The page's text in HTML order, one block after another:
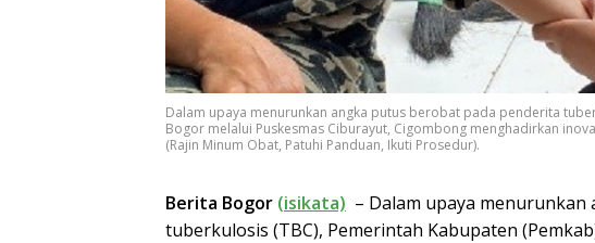
Dalam upaya menurunkan angka putus berobat pada penderita
Bogor melalui Puskesmas Ciburayut, Cigombong menghadirkan
(Rajin Minum Obat, Patuhi Panduan, Ikuti Prosedur).
Berita Bogor (isikata) – Dalam upaya
tuberkulosis (TBC), Pemerintah Kabupaten